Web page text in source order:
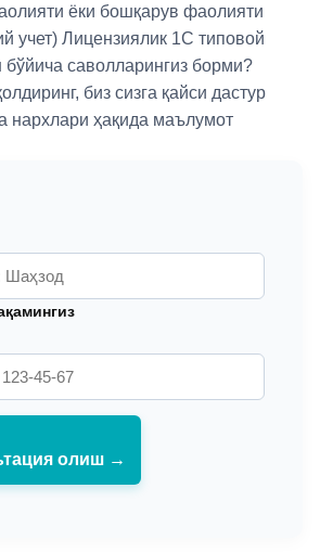
ёки бошқарув фаолияти
учет) Лицензиялик 1С типовой
бўйича саволларингиз борми?
биз сизга қайси дастур
нархлари ҳақида маълумот
олиш →